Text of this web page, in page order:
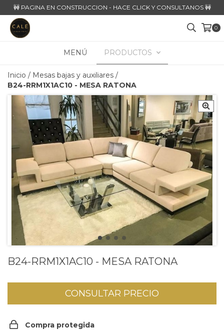
🚧 PAGINA EN CONSTRUCCION - HACE CLICK Y CONSULTANOS 🚧
0
MENÚ PRODUCTOS
Inicio / Mesas bajas y auxiliares /
B24-RRM1X1AC10 - MESA RATONA
B24-RRM1X1AC10 - MESA RATONA
Compra protegida